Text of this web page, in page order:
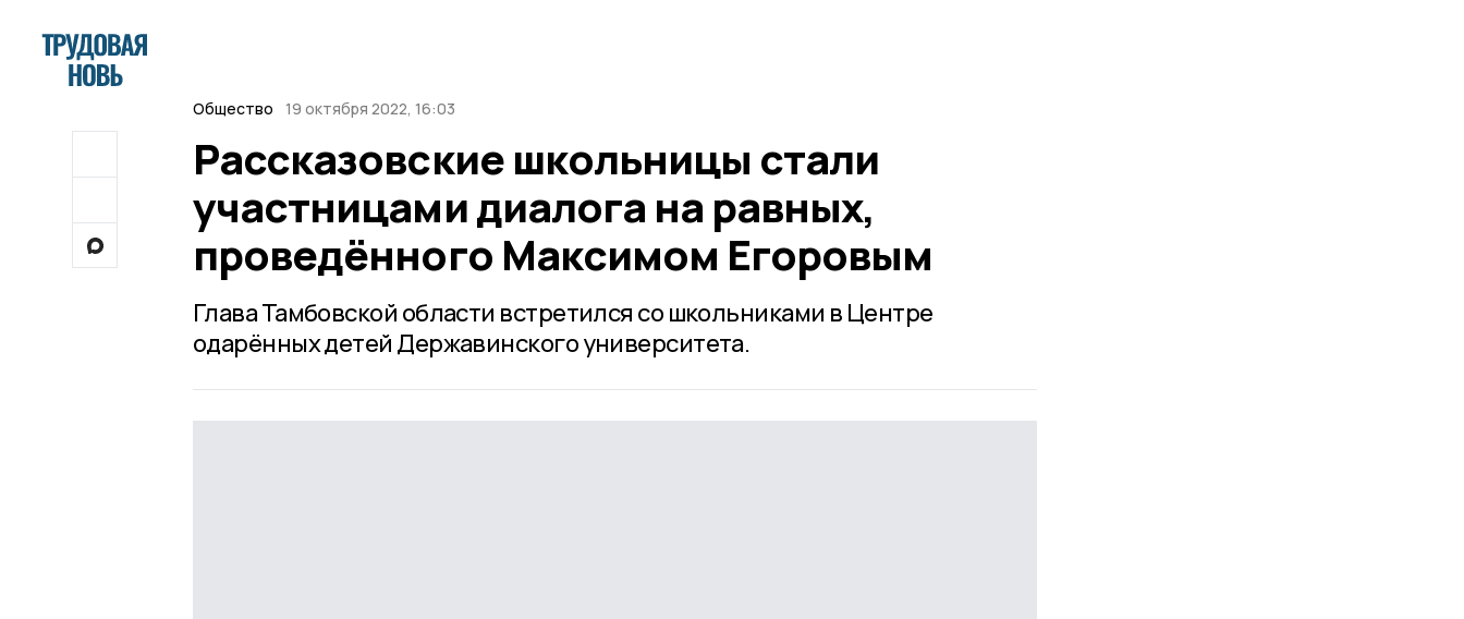
Общество 19 октября 2022, 16:03
Рассказовские школьницы стали
участницами диалога на равных,
проведённого Максимом Егоровым
Глава Тамбовской области встретился со школьниками в Центре
одарённых детей Державинского университета.